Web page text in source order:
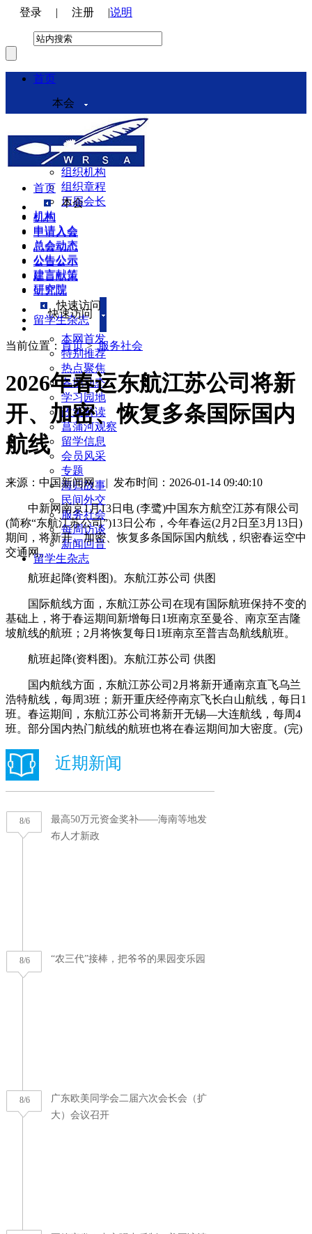
登录 | 注册 |说明
首页
本会
本会介绍
领导机构
理事会
组织机构
组织章程
历届会长
机构
申请入会
总会动态
公告公示
建言献策
研究院
快速访问
本网首发
特别推荐
热点聚焦
各地动态
学习园地
政策解读
菖蒲河观察
留学信息
会员风采
专题
海归故事
民间外交
服务社会
每周访谈
新闻回音
留学生杂志
首页
本会
机构
申请入会
总会动态
公告公示
建言献策
研究院
快速访问
留学生杂志
当前位置： 首页>服务社会
2026年春运东航江苏公司将新
开、加密、恢复多条国际国内
航线
来源：中国新闻网 | 发布时间：2026-01-14 09:40:10
中新网南京1月13日电 (李鹭)中国东方航空江苏有限公司
(简称“东航江苏公司”)13日公布，今年春运(2月2日至3月13日)
期间，将新开、加密、恢复多条国际国内航线，织密春运空中
交通网。
航班起降(资料图)。东航江苏公司 供图
国际航线方面，东航江苏公司在现有国际航班保持不变的
基础上，将于春运期间新增每日1班南京至曼谷、南京至吉隆
坡航线的航班；2月将恢复每日1班南京至普吉岛航线航班。
航班起降(资料图)。东航江苏公司 供图
国内航线方面，东航江苏公司2月将新开通南京直飞乌兰
浩特航线，每周3班；新开重庆经停南京飞长白山航线，每日1
班。春运期间，东航江苏公司将新开无锡—大连航线，每周4
班。部分国内热门航线的航班也将在春运期间加大密度。(完)